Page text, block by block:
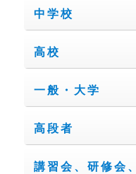
中学校
高校
一般・大学
高段者
講習会、研修会